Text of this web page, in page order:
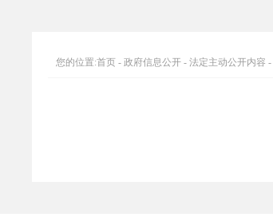
您的位置:首页 - 政府信息公开 - 法定主动公开内容 -